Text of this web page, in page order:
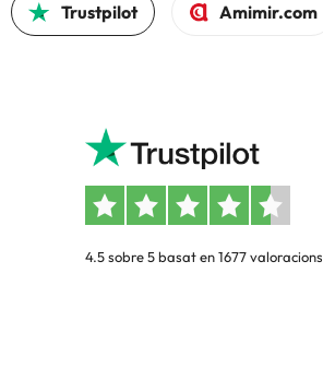
Trustpilot Amimir.com
4.5 sobre 5 basat en 1677 valoracions